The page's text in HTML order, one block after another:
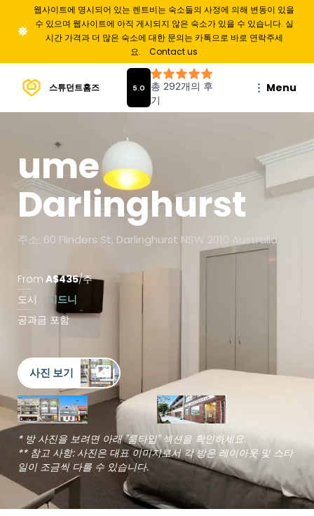
웹사이트에 명시되어 있는 렌트비는 숙소들의 사정에 의해 변동이 있을
수 있으며 웹사이트에 아직 게시되지 않은 숙소가 있을 수 있습니다. 실
시간 가격과 더 많은 숙소에 대한 문의는 카톡으로 바로 연락주세
요.
Contact us
스튜던트홈즈 Menu
ume
Darlinghurst
주소: 60 Flinders St, Darlinghurst NSW 2010 Australia
From A$435/주
도시
시드니
공과금 포함
사진 보기
* 방 사진을 보려면 아래 "룸타입" 섹션을 확인하세요.
** 참고 사항: 사진은 대표 이미지로서 각 방은 레이아웃 및 스타
일이 조금씩 다를 수 있습니다.